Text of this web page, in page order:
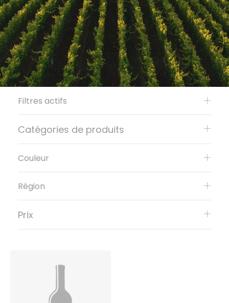
Filtres actifs
Catégories de produits
Couleur
Région
Prix